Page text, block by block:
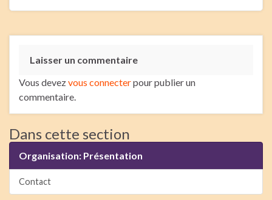
Laisser un commentaire
Vous devezvous connecterpour publier un
commentaire.
Dans cette section
Organisation: Présentation
Contact